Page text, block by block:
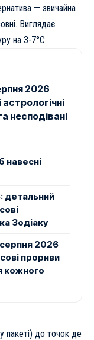
— звичайна
Виглядає
на 3-7°C.
2026
несподівані
навесні
детальний
Зодіаку
2026
прориви
кожного
пакеті) до точок де